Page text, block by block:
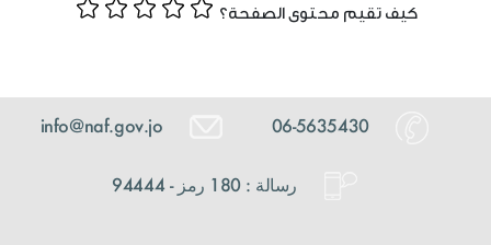
كيف تقيم محتوى الصفحة؟
06-5635430
رسالة : 180 رمز - 94444